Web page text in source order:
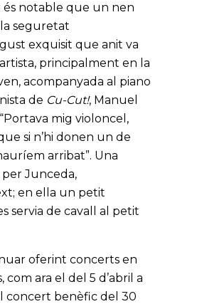
és notable que un nen
seguretat
exquisit que anit va
principalment en la
acompanyada al piano
de Cu-Cut!, Manuel
mig violoncel,
si n’hi donen un de
arribat”. Una
per Junceda,
en ella un petit
servia de cavall al petit
oferint concerts en
com ara el del 5 d’abril a
concert benèfic del 30